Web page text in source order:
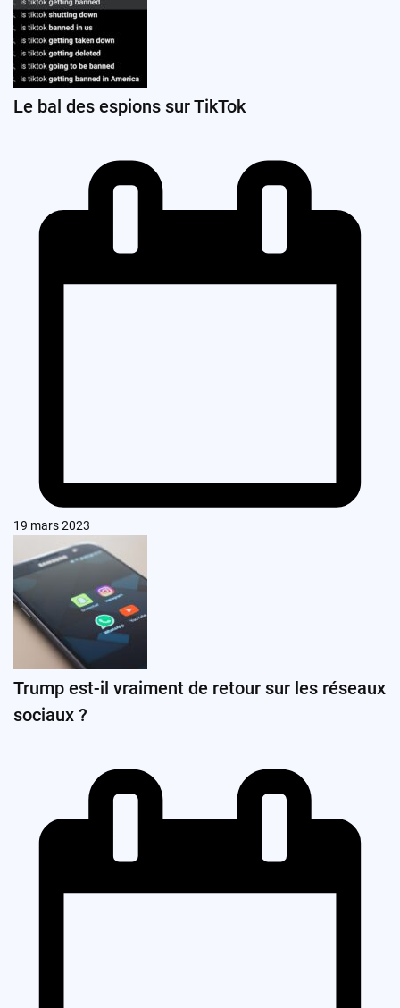
Le bal des espions sur TikTok
19 mars 2023
Trump est-il vraiment de retour sur les réseaux
sociaux ?